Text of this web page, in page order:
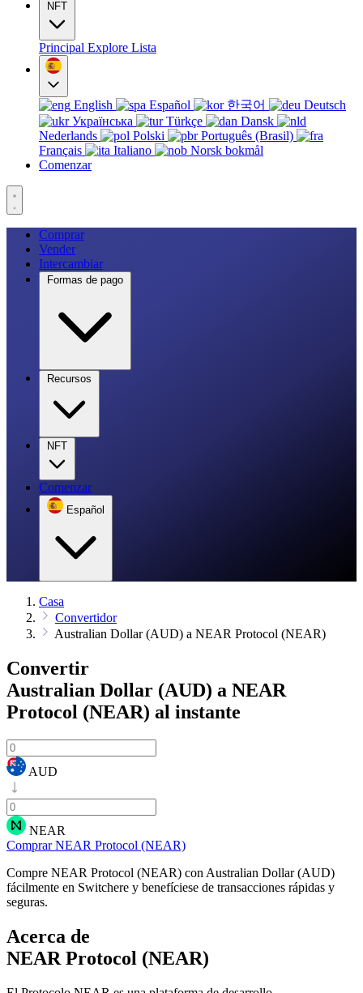
NFT
Principal Explore Lista
English Español 한국어
Deutsch
Українська
Türkçe
Dansk
Nederlands
Polski
Português (Brasil)
Français
Italiano
Norsk bokmål
Comenzar
Comprar
Vender
Intercambiar
Formas de pago
Recursos
NFT
Comenzar
Español
Casa
Convertidor
Australian Dollar (AUD) a NEAR Protocol (NEAR)
Convertir
Australian Dollar (AUD) a NEAR
Protocol (NEAR) al instante
AUD
NEAR
Comprar NEAR Protocol (NEAR)
Compre NEAR Protocol (NEAR) con Australian Dollar (AUD)
fácilmente en Switchere y benefíciese de transacciones rápidas y
seguras.
Acerca de
NEAR Protocol (NEAR)